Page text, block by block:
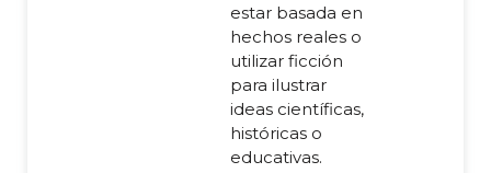
estar basada en
hechos reales o
utilizar ficción
para ilustrar
ideas científicas,
históricas o
educativas.